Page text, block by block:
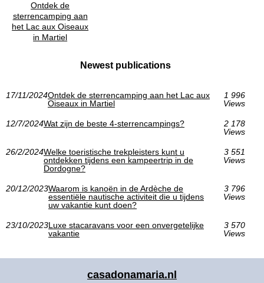
Ontdek de
sterrencamping aan
het Lac aux Oiseaux
in Martiel
Newest publications
17/11/2024Ontdek de sterrencamping aan het Lac aux
Oiseaux in Martiel
1 996
Views
12/7/2024Wat zijn de beste 4-sterrencampings?
2 178
Views
26/2/2024Welke toeristische trekpleisters kunt u
ontdekken tijdens een kampeertrip in de
Dordogne?
3 551
Views
20/12/2023Waarom is kanoën in de Ardèche de
essentiële nautische activiteit die u tijdens
uw vakantie kunt doen?
3 796
Views
23/10/2023Luxe stacaravans voor een onvergetelijke
vakantie
3 570
Views
casadonamaria.nl